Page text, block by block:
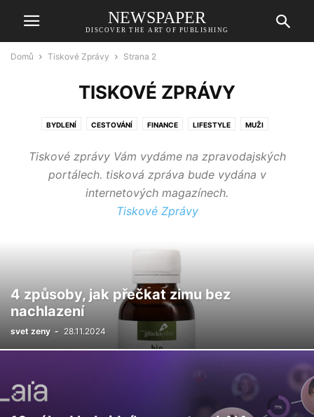
NEWSPAPER
DISCOVER THE ART OF PUBLISHING
Domů Tiskové Zprávy Strana 2
TISKOVÉ ZPRÁVY
BYDLENÍ CESTOVÁNÍ FINANCE LIFESTYLE MUŽI
Tiskové zprávy Vám vydáme na zpravodajských
portálech. tisková zpráva bude vydána v
internetových magazínech.
Tiskové Zprávy
4 způsoby, jak přečkat zimu bez
nachlazení
svet zeny - 28.11.2024